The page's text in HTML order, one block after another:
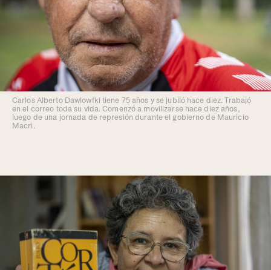
Carlos Alberto Dawlowfki tiene 75 años y se jubiló hace diez. Trabajó
en el correo toda su vida. Comenzó a movilizarse hace diez años,
luego de una jornada de represión durante el gobierno de Mauricio
Macri.